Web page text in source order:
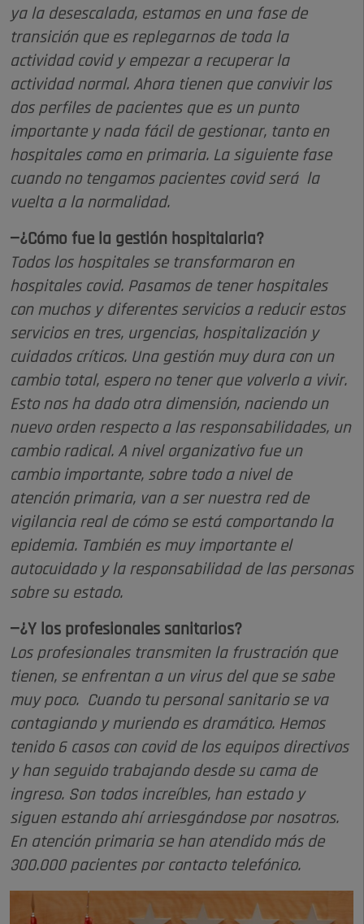
ya la desescalada, estamos en una fase de
transición que es replegarnos de toda la
actividad covid y empezar a recuperar la
actividad normal. Ahora tienen que convivir los
dos perfiles de pacientes que es un punto
importante y nada fácil de gestionar, tanto en
hospitales como en primaria. La siguiente fase
cuando no tengamos pacientes covid será la
vuelta a la normalidad.
—¿Cómo fue la gestión hospitalaria?
Todos los hospitales se transformaron en
hospitales covid. Pasamos de tener hospitales
con muchos y diferentes servicios a reducir estos
servicios en tres, urgencias, hospitalización y
cuidados críticos. Una gestión muy dura con un
cambio total, espero no tener que volverlo a vivir.
Esto nos ha dado otra dimensión, naciendo un
nuevo orden respecto a las responsabilidades, un
cambio radical. A nivel organizativo fue un
cambio importante, sobre todo a nivel de
atención primaria, van a ser nuestra red de
vigilancia real de cómo se está comportando la
epidemia. También es muy importante el
autocuidado y la responsabilidad de las personas
sobre su estado.
—¿Y los profesionales sanitarios?
Los profesionales transmiten la frustración que
tienen, se enfrentan a un virus del que se sabe
muy poco. Cuando tu personal sanitario se va
contagiando y muriendo es dramático. Hemos
tenido 6 casos con covid de los equipos directivos
y han seguido trabajando desde su cama de
ingreso. Son todos increíbles, han estado y
siguen estando ahí arriesgándose por nosotros.
En atención primaria se han atendido más de
300.000 pacientes por contacto telefónico.